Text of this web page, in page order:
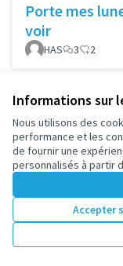
Informations sur
Nous utilisons des
performance et les
de fournir une
personnalisés à partir
Accepter
Porte mes
voir
HAS 3 2
Ralentisseurs
de la sortie